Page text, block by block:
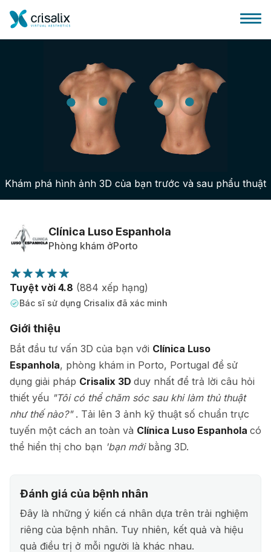
Bác sĩ phẫu thuật
Nền tảng kinh doanh 3D
Gói
Đánh giá của bệnh nhân
Khám phá hình ảnh 3D của bạn trước và sau phẩu thuật
Clínica Luso Espanhola
Phòng khám ởPorto
Tuyệt vời 4.8 (884 xếp hạng)
Bác sĩ sử dụng Crisalix đã xác minh
Giới thiệu
Bắt đầu tư vấn 3D của bạn với Clínica Luso
Espanhola, phòng khám in Porto, Portugal để sử
dụng giải pháp Crisalix 3D duy nhất để trả lời câu hỏi
thiết yếu "Tôi có thể chăm sóc sau khi làm thủ thuật
như thế nào?" . Tải lên 3 ảnh kỹ thuật số chuẩn trực
tuyến một cách an toàn và Clínica Luso Espanhola có
thể hiển thị cho bạn 'bạn mới bằng 3D.
Đánh giá của bệnh nhân
Đây là những ý kiến cá nhân dựa trên trải nghiệm
riêng của bệnh nhân. Tuy nhiên, kết quả và hiệu
quả điều trị ở mỗi người là khác nhau.